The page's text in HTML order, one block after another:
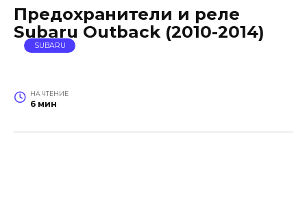
Предохранители и реле
Subaru Outback (2010-2014)
SUBARU
НА ЧТЕНИЕ
6 мин